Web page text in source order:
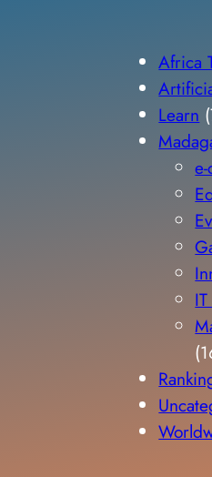
Africa
Learn